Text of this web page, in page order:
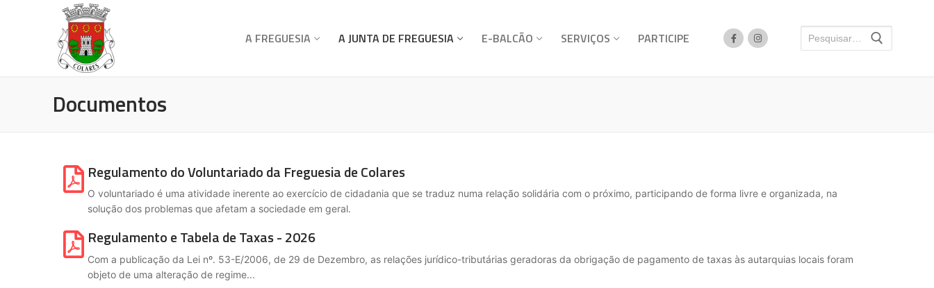
A FREGUESIA A JUNTA DE FREGUESIA E-BALCÃO SERVIÇOS PARTICIPE
Documentos
Regulamento do Voluntariado da Freguesia de Colares
O voluntariado é uma atividade inerente ao exercício de cidadania que se traduz numa relação solidária com o próximo, participando de forma livre e organizada, na
solução dos problemas que afetam a sociedade em geral.
Regulamento e Tabela de Taxas - 2026
Com a publicação da Lei nº. 53-E/2006, de 29 de Dezembro, as relações jurídico-tributárias geradoras da obrigação de pagamento de taxas às autarquias locais foram
objeto de uma alteração de regime...